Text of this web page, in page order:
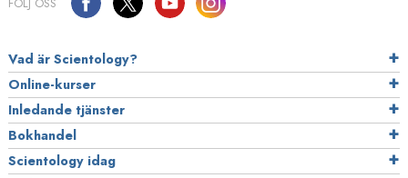
Vad är Scientology?
Online-kurser
Inledande tjänster
Bokhandel
Scientology idag